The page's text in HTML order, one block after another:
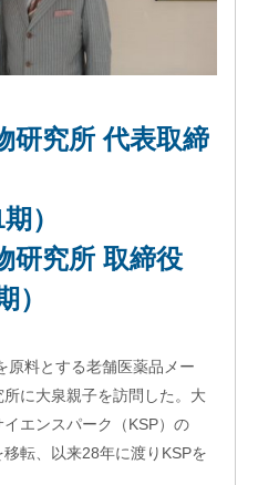
研究所 代表取締
）
研究所 取締役
）
原料とする老舗医薬品メー
に大泉親子を訪問した。大
エンスパーク（KSP）の
転、以来28年に渡りKSPを